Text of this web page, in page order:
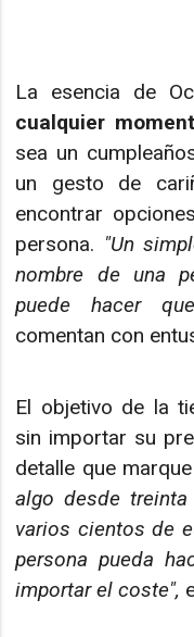
La esencia de
cualquier
sea un
un gesto de
encontrar
persona. "Un
nombre de una
puede hacer
comentan con
El objetivo de la
sin importar su
detalle que
algo desde
varios cientos de
persona pueda
importar el coste",